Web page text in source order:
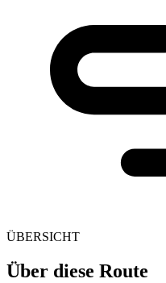
ÜBERSICHT
Über diese Route